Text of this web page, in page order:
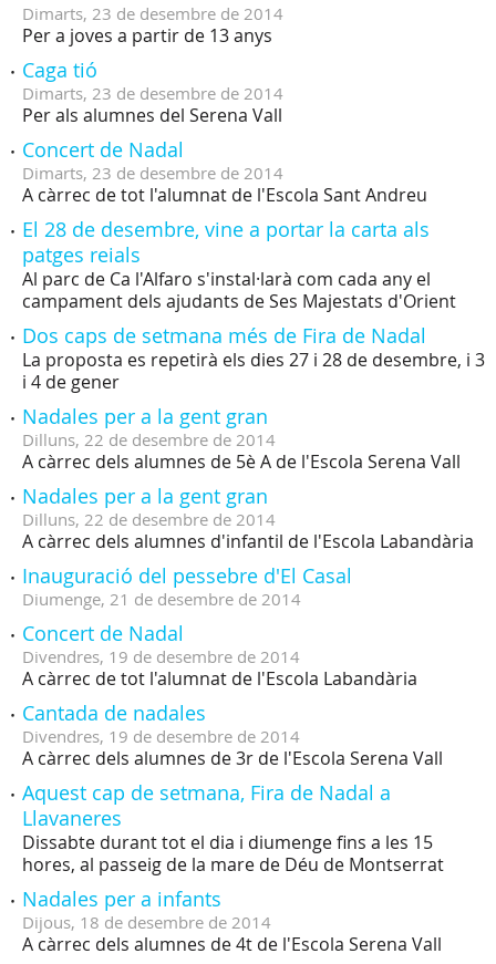
Dimarts, 23 de desembre de 2014
Per a joves a partir de 13 anys
Caga tió
Dimarts, 23 de desembre de 2014
Per als alumnes del Serena Vall
Concert de Nadal
Dimarts, 23 de desembre de 2014
A càrrec de tot l'alumnat de l'Escola Sant Andreu
El 28 de desembre, vine a portar la carta als
patges reials
Al parc de Ca l'Alfaro s'instal·larà com cada any el
campament dels ajudants de Ses Majestats d'Orient
Dos caps de setmana més de Fira de Nadal
La proposta es repetirà els dies 27 i 28 de desembre, i 3
i 4 de gener
Nadales per a la gent gran
Dilluns, 22 de desembre de 2014
A càrrec dels alumnes de 5è A de l'Escola Serena Vall
Nadales per a la gent gran
Dilluns, 22 de desembre de 2014
A càrrec dels alumnes d'infantil de l'Escola Labandària
Inauguració del pessebre d'El Casal
Diumenge, 21 de desembre de 2014
Concert de Nadal
Divendres, 19 de desembre de 2014
A càrrec de tot l'alumnat de l'Escola Labandària
Cantada de nadales
Divendres, 19 de desembre de 2014
A càrrec dels alumnes de 3r de l'Escola Serena Vall
Aquest cap de setmana, Fira de Nadal a
Llavaneres
Dissabte durant tot el dia i diumenge fins a les 15
hores, al passeig de la mare de Déu de Montserrat
Nadales per a infants
Dijous, 18 de desembre de 2014
A càrrec dels alumnes de 4t de l'Escola Serena Vall